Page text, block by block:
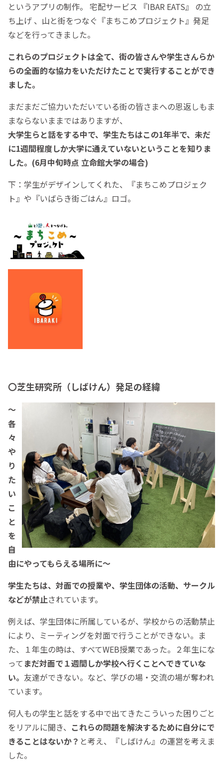
というアプリの制作。 宅配サービス 『IBAR EATS』 の立
ち上げ 、山と街をつなぐ『まちこめプロジェクト』発足
などを行ってきました。
これらのプロジェクトは全て、街の皆さんや学生さんらか
らの全面的な協力をいただけたことで実行することができ
ました。
まだまだご協力いただいている街の皆さまへの恩返しもま
まならないままではありますが、
大学生らと話をする中で、学生たちはこの1年半で、未だ
に1週間程度しか大学に通えていないということを知りま
した。(6月中旬時点 立命館大学の場合)
下：学生がデザインしてくれた、『まちこめプロジェク
ト』や『いばらき街ごはん』ロゴ。
〇芝生研究所（しばけん）発足の経緯
～
各
々
や
り
た
い
こ
と
を
自
由にやってもらえる場所に～
学生たちは、対面での授業や、学生団体の活動、サークル
などが禁止されています。
例えば、学生団体に所属しているが、学校からの活動禁止
により、ミーティングを対面で行うことができない。ま
た、１年生の時は、すべてWEB授業であった。２年生にな
って まだ対面で１週間しか学校へ行くことへできていな
い。 友達ができない。など、学びの場・交流の場が奪われ
ています。
何人もの学生と話をする中で出てきたこういった困りごと
をリアルに聞き、 これらの問題を解決するために自分にで
きることはないか？ と考え、『しばけん』の運営を考えま
した。